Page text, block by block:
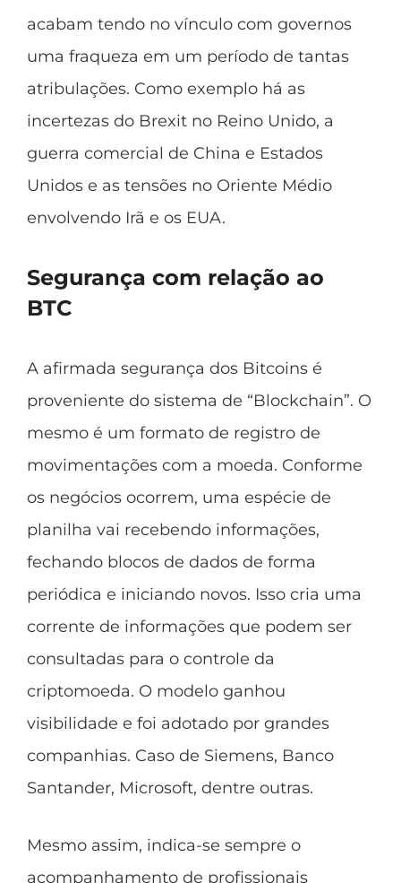
acabam tendo no vínculo com governos
uma fraqueza em um período de tantas
atribulações. Como exemplo há as
incertezas do Brexit no Reino Unido, a
guerra comercial de China e Estados
Unidos e as tensões no Oriente Médio
envolvendo Irã e os EUA.
Segurança com relação ao
BTC
A afirmada segurança dos Bitcoins é
proveniente do sistema de “Blockchain”. O
mesmo é um formato de registro de
movimentações com a moeda. Conforme
os negócios ocorrem, uma espécie de
planilha vai recebendo informações,
fechando blocos de dados de forma
periódica e iniciando novos. Isso cria uma
corrente de informações que podem ser
consultadas para o controle da
criptomoeda. O modelo ganhou
visibilidade e foi adotado por grandes
companhias. Caso de Siemens, Banco
Santander, Microsoft, dentre outras.
Mesmo assim, indica-se sempre o
acompanhamento de profissionais